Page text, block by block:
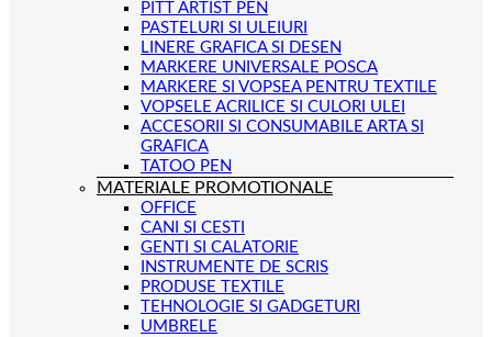
PITT ARTIST PEN
PASTELURI SI ULEIURI
LINERE GRAFICA SI DESEN
MARKERE UNIVERSALE POSCA
MARKERE SI VOPSEA PENTRU TEXTILE
VOPSELE ACRILICE SI CULORI ULEI
ACCESORII SI CONSUMABILE ARTA SI
GRAFICA
TATOO PEN
MATERIALE PROMOTIONALE
OFFICE
CANI SI CESTI
GENTI SI CALATORIE
INSTRUMENTE DE SCRIS
PRODUSE TEXTILE
TEHNOLOGIE SI GADGETURI
UMBRELE